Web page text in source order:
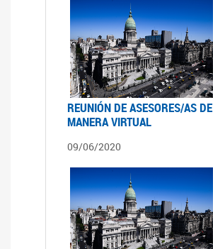
REUNIÓN DE ASESORES/AS DE
MANERA VIRTUAL
09/06/2020